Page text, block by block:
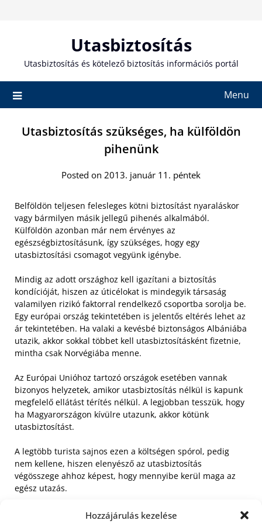
Hozzájárulás kezelése
Utasbiztosítás
Utasbiztosítás és kötelező biztosítás információs portál
Menu
Utasbiztosítás szükséges, ha külföldön
pihenünk
Posted on 2013. január 11. péntek
Belföldön teljesen felesleges kötni biztosítást nyaraláskor
vagy bármilyen másik jellegű pihenés alkalmából.
Külföldön azonban már nem érvényes az
egészségbiztosításunk, így szükséges, hogy egy
utasbiztosítási csomagot vegyünk igénybe.
Mindig az adott országhoz kell igazítani a biztosítás
kondícióját, hiszen az úticélokat is mindegyik társaság
valamilyen rizikó faktorral rendelkező csoportba sorolja be.
Egy európai ország tekintetében is jelentős eltérés lehet az
ár tekintetében. Ha valaki a kevésbé biztonságos Albániába
utazik, akkor sokkal többet kell utasbiztosításként fizetnie,
mintha csak Norvégiába menne.
Az Európai Unióhoz tartozó országok esetében vannak
bizonyos helyzetek, amikor utasbiztosítás nélkül is kapunk
megfelelő ellátást térítés nélkül. A legjobban tesszük, hogy
ha Magyarországon kívülre utazunk, akkor kötünk
utasbiztosítást.
A legtöbb turista sajnos ezen a költségen spórol, pedig
nem kellene, hiszen elenyésző az utasbiztosítás
végösszege ahhoz képest, hogy mennyibe kerül maga az
egész utazás.
Keressen olyan utasbiztosítási csomagot, amely